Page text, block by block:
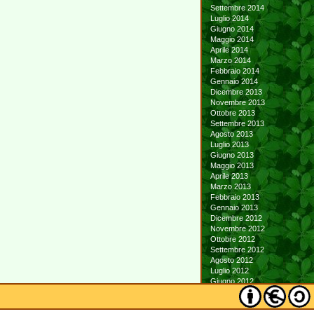
Settembre 2014
Luglio 2014
Giugno 2014
Maggio 2014
Aprile 2014
Marzo 2014
Febbraio 2014
Gennaio 2014
Dicembre 2013
Novembre 2013
Ottobre 2013
Settembre 2013
Agosto 2013
Luglio 2013
Giugno 2013
Maggio 2013
Aprile 2013
Marzo 2013
Febbraio 2013
Gennaio 2013
Dicembre 2012
Novembre 2012
Ottobre 2012
Settembre 2012
Agosto 2012
Luglio 2012
Giugno 2012
Maggio 2012
Aprile 2012